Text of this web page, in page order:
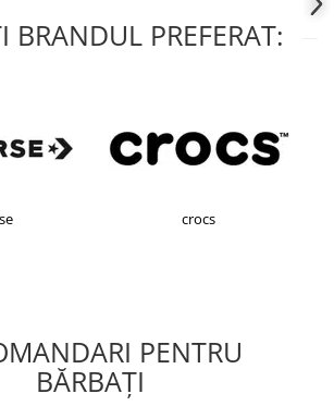
BRANDUL PREFERAT:
crocs
PENTRU
BĂRBAŢI